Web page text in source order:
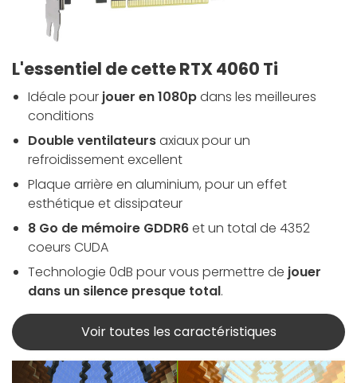
L'essentiel de cette RTX 4060 Ti
Idéale pour jouer en 1080pdans les meilleures
conditions
Double ventilateursaxiaux pour un
refroidissement excellent
Plaque arrière en aluminium, pour un effet
esthétique et dissipateur
8 Go de mémoire GDDR6et un total de 4352
coeurs CUDA
Technologie 0dB pour vous permettre de jouer
dans un silence presque total.
Voir toutes les caractéristiques